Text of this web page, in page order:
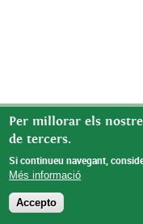
Per millorar els
de tercers.
Si continueu navegant,
Més informació
Accepto